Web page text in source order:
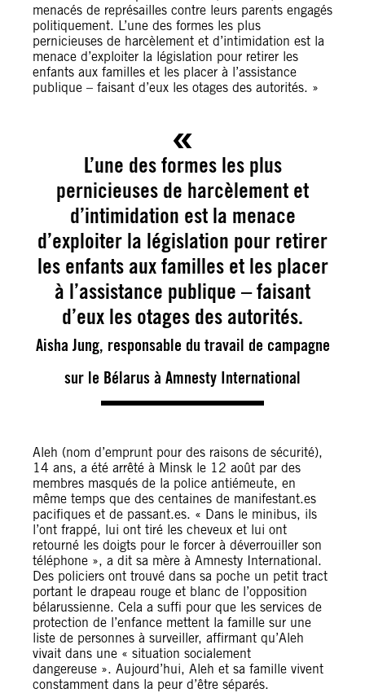
menacés de représailles contre leurs parents engagés
politiquement. L’une des formes les plus
pernicieuses de harcèlement et d’intimidation est la
menace d’exploiter la législation pour retirer les
enfants aux familles et les placer à l’assistance
publique – faisant d’eux les otages des autorités. »
L’une des formes les plus
pernicieuses de harcèlement et
d’intimidation est la menace
d’exploiter la législation pour retirer
les enfants aux familles et les placer
à l’assistance publique – faisant
d’eux les otages des autorités.
Aisha Jung, responsable du travail de campagne
sur le Bélarus à Amnesty International
Aleh (nom d’emprunt pour des raisons de sécurité),
14 ans, a été arrêté à Minsk le 12 août par des
membres masqués de la police antiémeute, en
même temps que des centaines de manifestant.es
pacifiques et de passant.es. « Dans le minibus, ils
l’ont frappé, lui ont tiré les cheveux et lui ont
retourné les doigts pour le forcer à déverrouiller son
téléphone », a dit sa mère à Amnesty International.
Des policiers ont trouvé dans sa poche un petit tract
portant le drapeau rouge et blanc de l’opposition
bélarussienne. Cela a suffi pour que les services de
protection de l’enfance mettent la famille sur une
liste de personnes à surveiller, affirmant qu’Aleh
vivait dans une « situation socialement
dangereuse ». Aujourd’hui, Aleh et sa famille vivent
constamment dans la peur d’être séparés.